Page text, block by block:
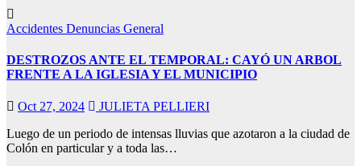
Accidentes Denuncias General
DESTROZOS ANTE EL TEMPORAL: CAYÓ UN ARBOL
FRENTE A LA IGLESIA Y EL MUNICIPIO
Oct 27, 2024
JULIETA PELLIERI
Luego de un periodo de intensas lluvias que azotaron a la ciudad de
Colón en particular y a toda las…